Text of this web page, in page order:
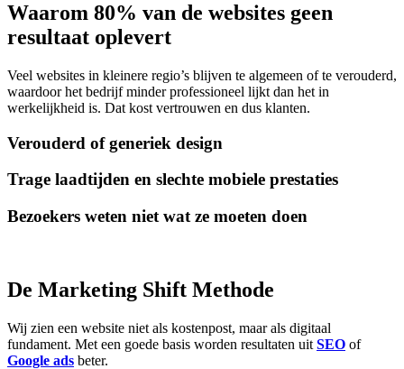
Waarom 80% van de websites geen
resultaat oplevert
Veel websites in kleinere regio’s blijven te algemeen of te verouderd,
waardoor het bedrijf minder professioneel lijkt dan het in
werkelijkheid is. Dat kost vertrouwen en dus klanten.
Verouderd of generiek design
Trage laadtijden en slechte mobiele prestaties
Bezoekers weten niet wat ze moeten doen
De Marketing Shift Methode
Wij zien een website niet als kostenpost, maar als digitaal
fundament. Met een goede basis worden resultaten uit SEO of
Google ads beter.